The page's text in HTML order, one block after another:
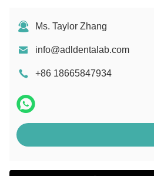
Ms. Taylor Zhang
info@adldentalab.com
+86 18665847934